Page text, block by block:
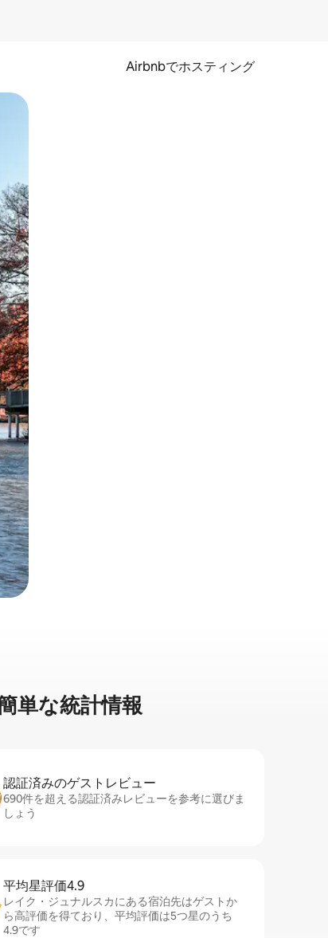
Airbnbでホスティング
す。
単⁠な統⁠計⁠情⁠報
認証済みのゲ⁠ス⁠ト⁠レ⁠ビ⁠ュ⁠ー
690件を超える認証済みレビューを参考に選びま
しょう
平均星評価4.9
レイク・ジュナルスカにある宿泊先はゲストか
ら高評価を得ており、平均評価は5つ星のうち
4.9です